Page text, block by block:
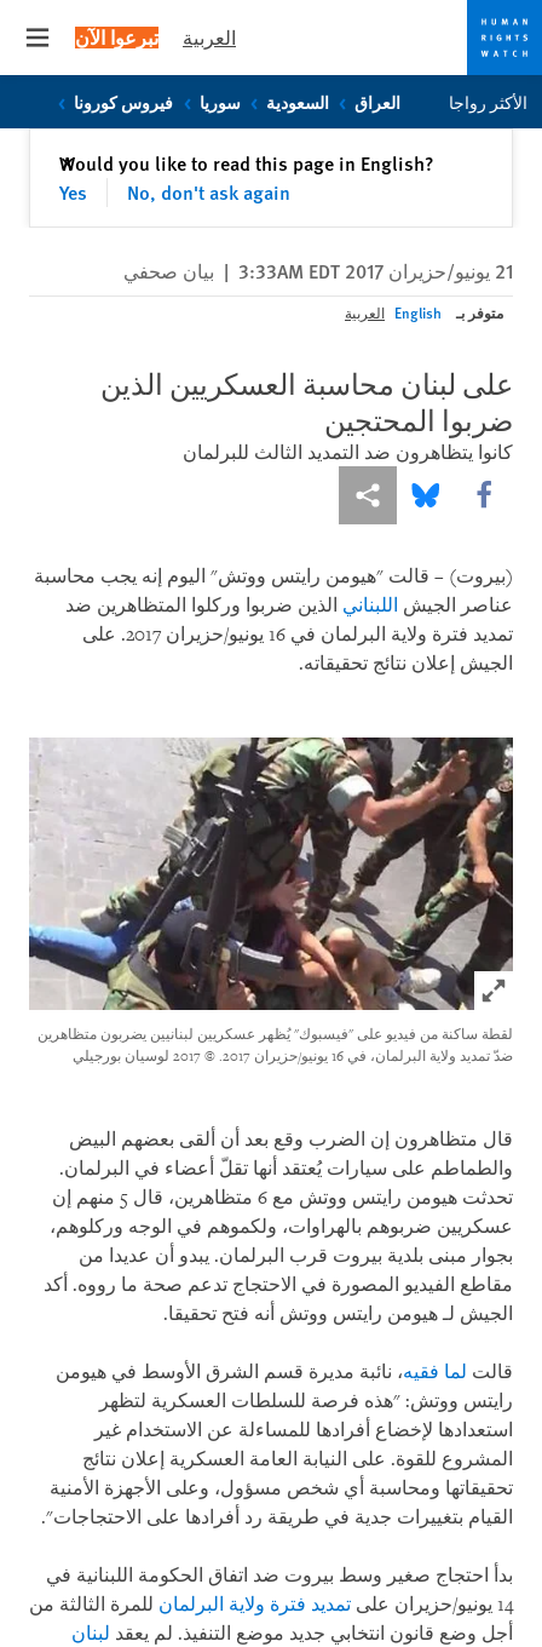
Skip
to
Skip
to
العربية تبرعوا الآن
الأكثر رواجا العراق السعودية سوريا فيروس كورونا
Would you like to read this page in English?
Yes
No, don't ask again
✕إغلاق
21 يونيو/حزيران 2017 3:33AM EDT | بيان صحفي
متوفر بـ English العربية
على لبنان محاسبة العسكريين الذين
ضربوا المحتجين
كانوا يتظاهرون ضد التمديد الثالث للبرلمان
Share this via Facebook
Share this via Bluesky
Share this via مشاركة
(بيروت) – قالت "هيومن رايتس ووتش" اليوم إنه يجب محاسبة
عناصر الجيش اللبناني الذين ضربوا وركلوا المتظاهرين ضد
تمديد فترة ولاية البرلمان في 16 يونيو/حزيران 2017. على
الجيش إعلان نتائج تحقيقاته.
Click to expand Image
لقطة ساكنة من فيديو على "فيسبوك" يُظهر عسكريين لبنانيين يضربون متظاهرين
ضدّ تمديد ولاية البرلمان، في 16 يونيو/حزيران 2017.
© 2017 لوسيان بورجيلي
قال متظاهرون إن الضرب وقع بعد أن ألقى بعضهم البيض
والطماطم على سيارات يُعتقد أنها تقلّ أعضاء في البرلمان.
تحدثت هيومن رايتس ووتش مع 6 متظاهرين، قال 5 منهم إن
عسكريين ضربوهم بالهراوات، ولكموهم في الوجه وركلوهم،
بجوار مبنى بلدية بيروت قرب البرلمان. يبدو أن عديدا من
مقاطع الفيديو المصورة في الاحتجاج تدعم صحة ما رووه. أكد
الجيش لـ هيومن رايتس ووتش أنه فتح تحقيقا.
قالت لما فقيه، نائبة مديرة قسم الشرق الأوسط في هيومن
رايتس ووتش: "هذه فرصة للسلطات العسكرية لتظهر
استعدادها لإخضاع أفرادها للمساءلة عن الاستخدام غير
المشروع للقوة. على النيابة العامة العسكرية إعلان نتائج
تحقيقاتها ومحاسبة أي شخص مسؤول، وعلى الأجهزة الأمنية
القيام بتغييرات جدية في طريقة رد أفرادها على الاحتجاجات".
بدأ احتجاج صغير وسط بيروت ضد اتفاق الحكومة اللبنانية في
14 يونيو/حزيران على
تمديد فترة ولاية البرلمان للمرة الثالثة من
أجل وضع قانون انتخابي جديد موضع التنفيذ. لم يعقد لبنان